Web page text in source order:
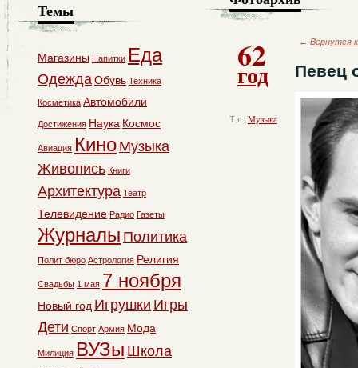
62
год
Тэг: Музыка
← Вернутся
Певец
Темы
Магазины Напитки Еда
ОдеждаОбувь Техника
Косметика Автомобили
Достижения Наука Космос
Авиация Кино Музыка
Живопись Книги
Архитектура Театр
Телевидение Радио Газеты
Журналы Политика
Полит бюро Астрология Религия
Свадьбы 1 мая 7 ноября
Новый год Игрушки Игры
Дети Спорт Армия Мода
Милиция ВУЗы Школа